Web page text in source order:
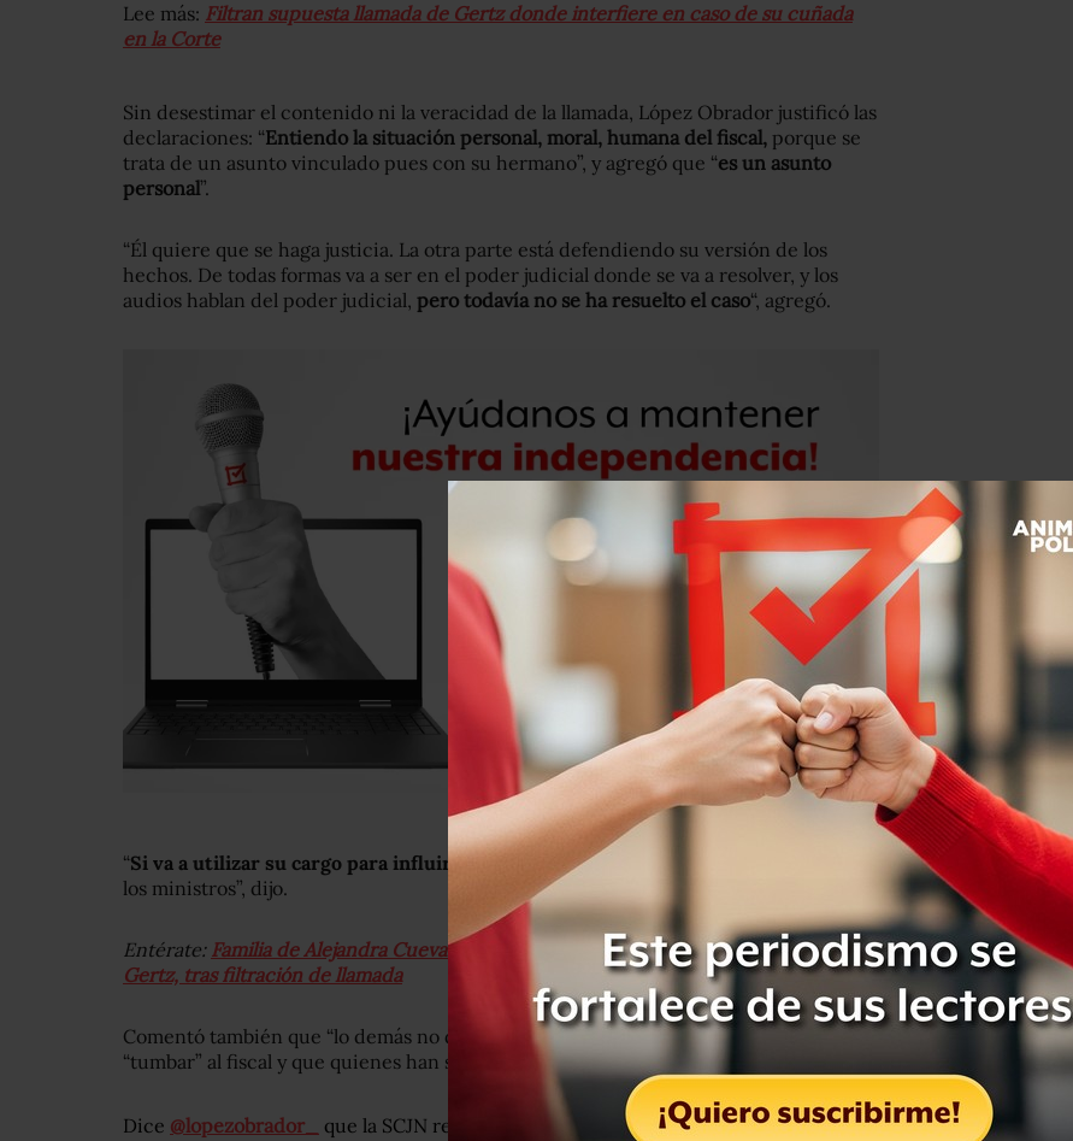
Lee más: Filtran supuesta llamada de Gertz donde interfiere en caso de su cuñada
en la Corte
Sin desestimar el contenido ni la veracidad de la llamada, López Obrador justificó las
declaraciones: “Entiendo la situación personal, moral, humana del fiscal, porque se
trata de un asunto vinculado pues con su hermano”, y agregó que “es un asunto
personal”.
“Él quiere que se haga justicia. La otra parte está defendiendo su versión de los
hechos. De todas formas va a ser en el poder judicial donde se va a resolver, y los
audios hablan del poder judicial, pero todavía no se ha resuelto el caso“, agregó.
“Si va a utilizar su cargo para influir en el caso
, habría que esperar el resultado de
los ministros”, dijo.
Entérate: Familia de Alejandra Cuevas pide a la Corte un amparo definitivo en caso
Gertz, tras filtración de llamada
Comentó también que “lo demás no deja de tener tintes políticos”, que quieren
“tumbar” al fiscal y que quienes han sido juzgados ahora se “lanzan en contra”.
Dice @lopezobrador_
que la SCJN resolverá este caso y que "lo demás, para hablar